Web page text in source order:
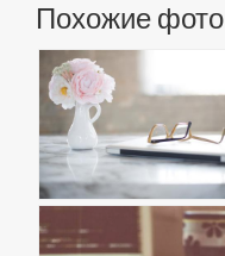
Похожие фото